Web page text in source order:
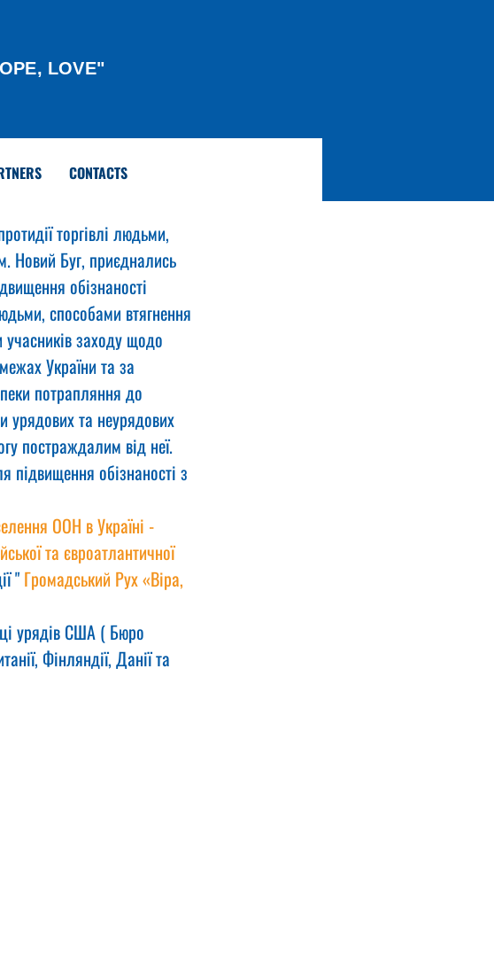
LOVE"
CONTACTS
торгівлі людьми,
Новий Буг, приєднались
обізнаності
способами втягнення
заходу щодо
України та за
потрапляння до
урядових та неурядових
постраждалим від неї.
підвищення обізнаності з
ООН в Україні -
та євроатлантичної
" Громадський Рух «Віра,
урядів США ( Бюро
Фінляндії, Данії та